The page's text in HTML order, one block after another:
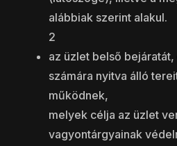
alábbiak szerint alakul.
2
az üzlet belső
számára nyitva álló
működnek,
melyek célja az üzlet
vagyontárgyainak